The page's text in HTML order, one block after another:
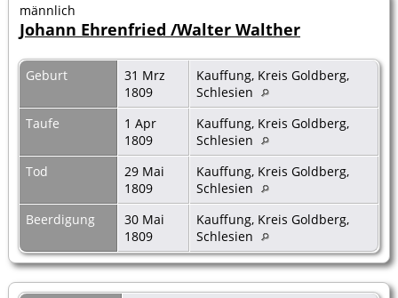
männlich
Johann Ehrenfried /Walter Walther
Geburt
31 Mrz
1809
Kauffung, Kreis Goldberg,
Schlesien
Taufe
1 Apr
1809
Kauffung, Kreis Goldberg,
Schlesien
Tod
29 Mai
1809
Kauffung, Kreis Goldberg,
Schlesien
Beerdigung
30 Mai
1809
Kauffung, Kreis Goldberg,
Schlesien